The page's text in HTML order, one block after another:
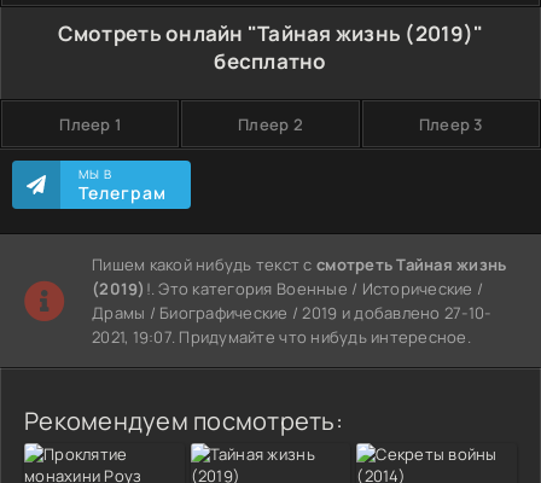
Смотреть онлайн "Тайная жизнь (2019)"
бесплатно
Плеер 1 Плеер 2 Плеер 3
МЫ В
Телеграм
Пишем какой нибудь текст ссмотреть Тайная жизнь
(2019) !. Это категория Военные / Исторические /
Драмы / Биографические / 2019 и добавлено 27-10-
2021, 19:07. Придумайте что нибудь интересное.
Рекомендуем посмотреть: